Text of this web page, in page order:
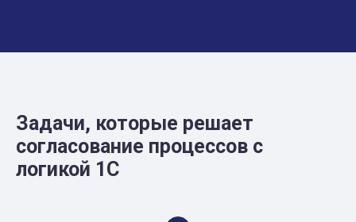
Задачи, которые решает
согласование процессов с
логикой 1С